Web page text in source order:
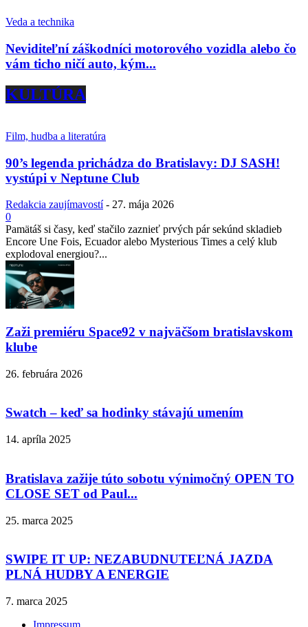
Veda a technika
Neviditeľní záškodníci motorového vozidla alebo čo
vám ticho ničí auto, kým...
KULTÚRA
Film, hudba a literatúra
90’s legenda prichádza do Bratislavy: DJ SASH!
vystúpi v Neptune Club
Redakcia zaujímavostí - 27. mája 2026
0
Pamätáš si časy, keď stačilo zaznieť prvých pár sekúnd skladieb
Encore Une Fois, Ecuador alebo Mysterious Times a celý klub
explodoval energiou?...
Zaži premiéru Space92 v najväčšom bratislavskom
klube
26. februára 2026
Swatch – keď sa hodinky stávajú umením
14. apríla 2025
Bratislava zažije túto sobotu výnimočný OPEN TO
CLOSE SET od Paul...
25. marca 2025
SWIPE IT UP: NEZABUDNUTEĽNÁ JAZDA
PLNÁ HUDBY A ENERGIE
7. marca 2025
Impressum